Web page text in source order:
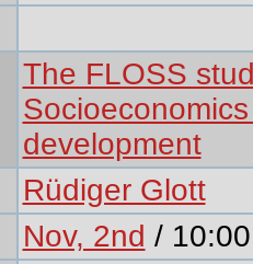
The FLOSS
development
Rüdiger Glott
Nov, 2nd /